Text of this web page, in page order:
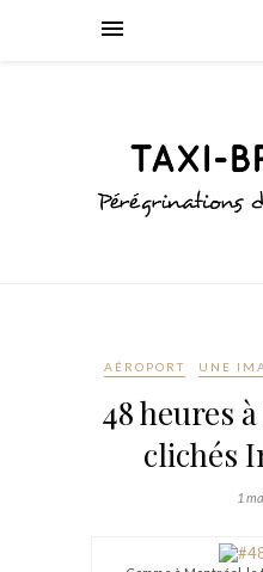
AÉROPORT UNE
48 heures
clichés
1